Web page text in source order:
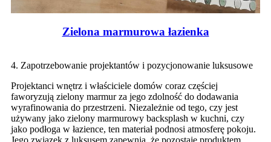
Zielona marmurowa łazienka
4. Zapotrzebowanie projektantów i pozycjonowanie luksusowe
Projektanci wnętrz i właściciele domów coraz częściej
faworyzują zielony marmur za jego zdolność do dodawania
wyrafinowania do przestrzeni. Niezależnie od tego, czy jest
używany jako zielony marmurowy backsplash w kuchni, czy
jako podłoga w łazience, ten materiał podnosi atmosferę pokoju.
Jego związek z luksusem zapewnia, że ​​pozostaje produktem